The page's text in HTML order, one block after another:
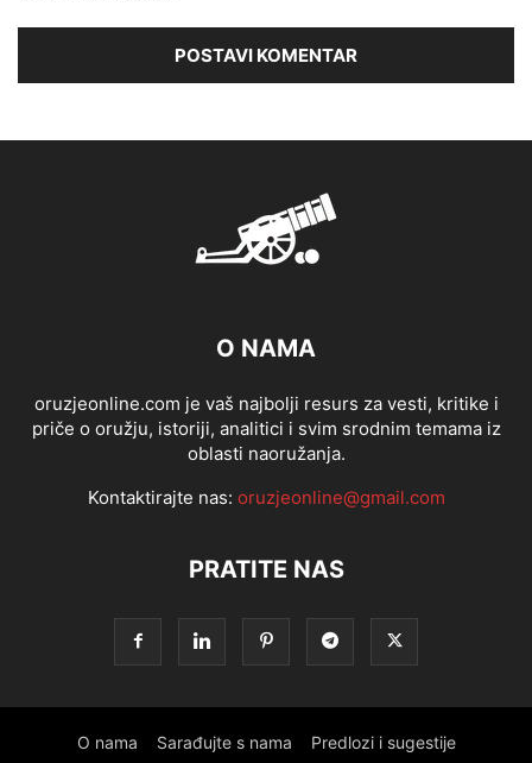
O NAMA
oruzjeonline.com je vaš najbolji resurs za vesti, kritike i
priče o oružju, istoriji, analitici i svim srodnim temama iz
oblasti naoružanja.
Kontaktirajte nas: oruzjeonline@gmail.com
PRATITE NAS
O nama Sarađujte s nama Predlozi i sugestije